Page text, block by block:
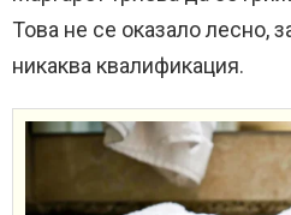
Това не се оказало лесно,
никаква квалификация.